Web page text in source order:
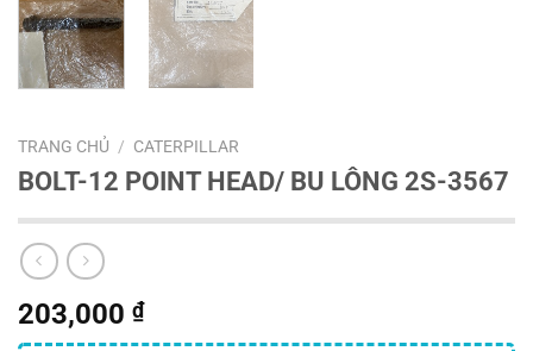
TRANG CHỦ / CATERPILLAR
BOLT-12 POINT HEAD/ BU LÔNG 2S-3567
203,000 ₫